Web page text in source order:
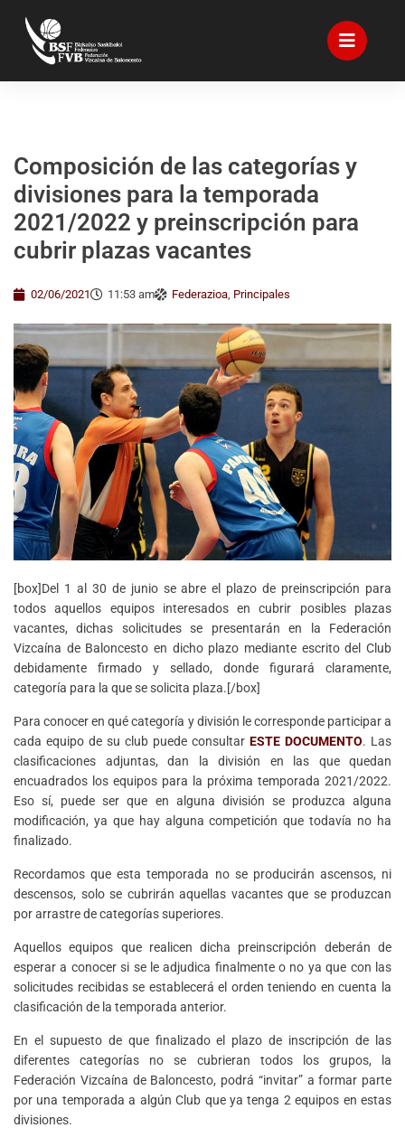
Composición de las categorías y
divisiones para la temporada
2021/2022 y preinscripción para
cubrir plazas vacantes
02/06/2021 11:53 am Federazioa, Principales
[box]Del 1 al 30 de junio se abre el plazo de preinscripción para
todos aquellos equipos interesados en cubrir posibles plazas
vacantes, dichas solicitudes se presentarán en la Federación
Vizcaína de Baloncesto en dicho plazo mediante escrito del Club
debidamente firmado y sellado, donde figurará claramente,
categoría para la que se solicita plaza.[/box]
Para conocer en qué categoría y división le corresponde participar a
cada equipo de su club puede consultar ESTE DOCUMENTO. Las
clasificaciones adjuntas, dan la división en las que quedan
encuadrados los equipos para la próxima temporada 2021/2022.
Eso sí, puede ser que en alguna división se produzca alguna
modificación, ya que hay alguna competición que todavía no ha
finalizado.
Recordamos que esta temporada no se producirán ascensos, ni
descensos, solo se cubrirán aquellas vacantes que se produzcan
por arrastre de categorías superiores.
Aquellos equipos que realicen dicha preinscripción deberán de
esperar a conocer si se le adjudica finalmente o no ya que con las
solicitudes recibidas se establecerá el orden teniendo en cuenta la
clasificación de la temporada anterior.
En el supuesto de que finalizado el plazo de inscripción de las
diferentes categorías no se cubrieran todos los grupos, la
Federación Vizcaína de Baloncesto, podrá “invitar” a formar parte
por una temporada a algún Club que ya tenga 2 equipos en estas
divisiones.